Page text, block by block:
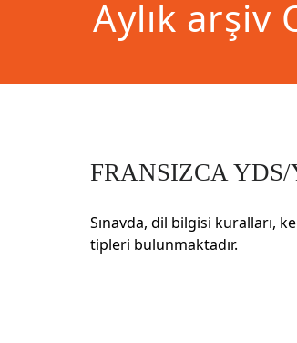
Aylık arşiv
FRANSIZCA
Sınavda, dil bilgisi kuralları,
tipleri bulunmaktadır.